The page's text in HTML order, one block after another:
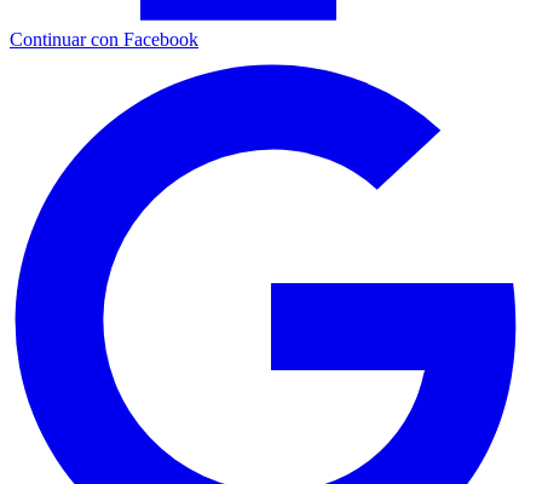
Continuar con Facebook